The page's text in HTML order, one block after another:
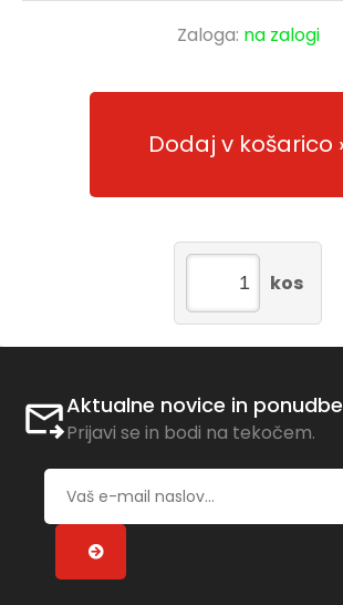
Zaloga: na zalogi
Dodaj v košarico
kos
Aktualne novice in ponudbe
Prijavi se in bodi na tekočem.